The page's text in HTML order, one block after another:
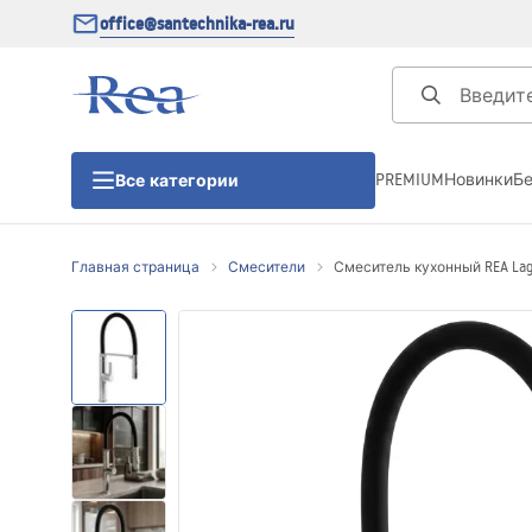
office@santechnika-rea.ru
Все категории
Душевые поддоны
Линейные трапы для душа
PREMIUMНовинки
Главная страница Смесители Смеситель кухонный REA